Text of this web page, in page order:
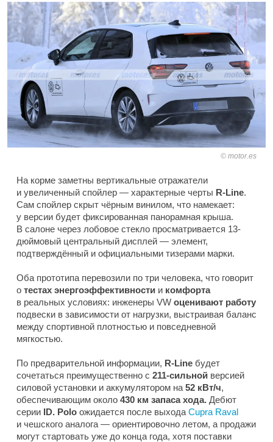
motor.es
На корме заметны вертикальные отражатели
и увеличенный спойлер — характерные черты R-Line.
Сам спойлер скрыт чёрным винилом, что намекает:
у версии будет фиксированная панорамная крыша.
В салоне через лобовое стекло просматривается 13-
дюймовый центральный дисплей — элемент,
подтверждённый и официальными тизерами марки.
Оба прототипа перевозили по три человека, что говорит
о тестах энергоэффективности и комфорта
в реальных условиях: инженеры VW оценивают работу
подвески в зависимости от нагрузки, выстраивая баланс
между спортивной плотностью и повседневной
мягкостью.
По предварительной информации, R-Line будет
сочетаться преимущественно с 211-сильной версией
силовой установки и аккумулятором на 52 кВт/ч,
обеспечивающим около 430 км запаса хода. Дебют
серии ID. Polo ожидается после выхода Cupra Raval
и чешского аналога — ориентировочно летом, а продажи
могут стартовать уже до конца года, хотя поставки